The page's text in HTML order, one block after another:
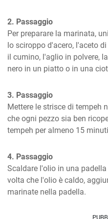
2. Passaggio
Per preparare la marinata,
lo sciroppo d'acero, l'aceto
il cumino, l'aglio in polvere,
nero in un piatto o in una
3. Passaggio
Mettere le strisce di tempeh
che ogni pezzo sia ben
tempeh per almeno 15
4. Passaggio
Scaldare l'olio in una
volta che l'olio è caldo,
marinate nella padella.